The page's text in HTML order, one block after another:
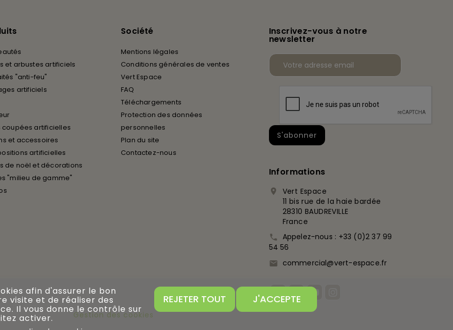
et arbustes artificiels
"anti-feu"
artificiels
coupées artificielles
et accessoires
artificielles
de noël et décorations
"milieu de gamme"
Société
Mentions légales
Conditions générales de ventes
Vert Espace
FAQ
Téléchargements
Protection des données
personnelles
Plan du site
Contactez-nous
Inscrivez-vous à notre
newsletter
Informations

Vert Espace
11 bis rue de la haie bardée
28310 BAUDREVILLE
France
 Appelez-nous : +33 (0)2 37 99
54 56
 commercial@vert-espace.fr
Gestion des cookies
afin d'assurer le bon
visite et de réaliser des
Il vous donne le contrôle sur
activer.
REJETER TOUT J'ACCEPTE